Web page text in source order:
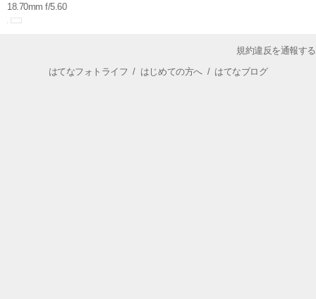
18.70mm f/5.60
規約違反を通報する
はてなフォトライフ / はじめての方へ/ はてなブログ